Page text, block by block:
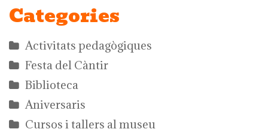
Categories
Activitats pedagògiques
Festa del Càntir
Biblioteca
Aniversaris
Cursos i tallers al museu